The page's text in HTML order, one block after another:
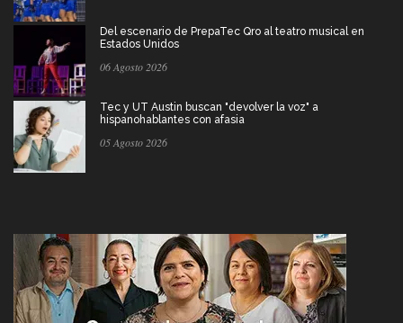
Del escenario de PrepaTec Qro al teatro musical en
Estados Unidos
06 Agosto 2026
Tec y UT Austin buscan "devolver la voz" a
hispanohablantes con afasia
05 Agosto 2026